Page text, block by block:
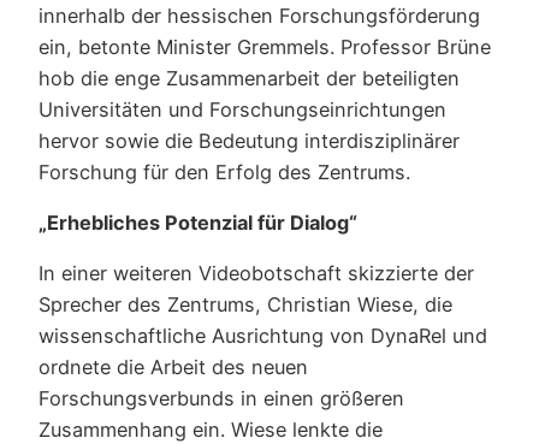
innerhalb der hessischen Forschungsförderung
ein, betonte Minister Gremmels. Professor Brüne
hob die enge Zusammenarbeit der beteiligten
Universitäten und Forschungseinrichtungen
hervor sowie die Bedeutung interdisziplinärer
Forschung für den Erfolg des Zentrums.
„Erhebliches Potenzial für Dialog“
In einer weiteren Videobotschaft skizzierte der
Sprecher des Zentrums, Christian Wiese, die
wissenschaftliche Ausrichtung von DynaRel und
ordnete die Arbeit des neuen
Forschungsverbunds in einen größeren
Zusammenhang ein. Wiese lenkte die